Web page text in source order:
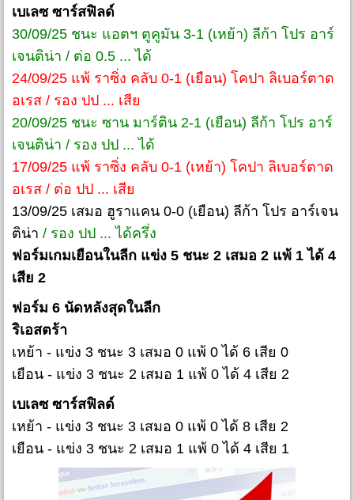
เบเลซ ซาร์สฟิลด์
30/09/25 ชนะ แอตฯ ตูคูมัน 3-1 (เหย้า) ลีก้า โปร อาร์
เจนติน่า / ต่อ 0.5 ... ได้
24/09/25 แพ้ ราซิ่ง คลับ 0-1 (เยือน) โคปา ลิเบอร์ตาด
อเรส / รอง ปป ... เสีย
20/09/25 ชนะ ซาน มาร์ติน 2-1 (เยือน) ลีก้า โปร อาร์
เจนติน่า / รอง ปป ... ได้
17/09/25 แพ้ ราซิ่ง คลับ 0-1 (เหย้า) โคปา ลิเบอร์ตาด
อเรส / ต่อ ปป ... เสีย
13/09/25 เสมอ ฮูราแคน 0-0 (เยือน) ลีก้า โปร อาร์เจน
ติน่า / รอง ปป ... ได้ครึ่ง
ฟอร์มเกมเยือนในลีก แข่ง 5 ชนะ 2 เสมอ 2 แพ้ 1 ได้ 4
เสีย 2
ฟอร์ม 6 นัดหลังสุดในลีก
ริเอสตร้า
เหย้า - แข่ง 3 ชนะ 3 เสมอ 0 แพ้ 0 ได้ 6 เสีย 0
เยือน - แข่ง 3 ชนะ 2 เสมอ 1 แพ้ 0 ได้ 4 เสีย 2
เบเลซ ซาร์สฟิลด์
เหย้า - แข่ง 3 ชนะ 3 เสมอ 0 แพ้ 0 ได้ 8 เสีย 2
เยือน - แข่ง 3 ชนะ 2 เสมอ 1 แพ้ 0 ได้ 4 เสีย 1